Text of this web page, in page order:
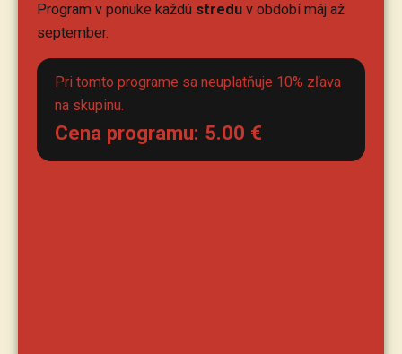
Program v ponuke každú stredu v období máj až
september.
Pri tomto programe sa neuplatňuje 10% zľava
na skupinu.
Cena programu: 5.00 €